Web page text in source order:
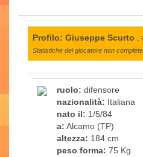
Profilo: Giuseppe Scurto ,
Statistiche del giocatore non
ruolo: difensore
nazionalità: Italiana
nato il: 1/5/84
a: Alcamo (TP)
altezza: 184 cm
peso forma: 75 Kg